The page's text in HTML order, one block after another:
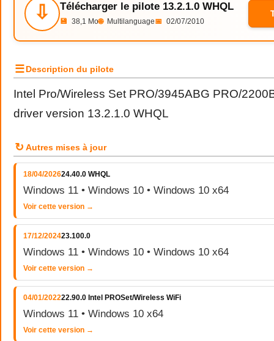
⇩ Télécharger le pilote 13.2.1.0 WHQL
💾 38,1 Mo🌐 Multilanguage📅 02/07/2010
☰Description du pilote
Intel Pro/Wireless Set PRO/3945ABG PRO/
driver version 13.2.1.0 WHQL
↻ Autres mises à jour
18/04/202624.40.0 WHQL
Windows 11 • Windows 10 • Windows 10 x64
Voir cette version →
17/12/202423.100.0
Windows 11 • Windows 10 • Windows 10 x64
Voir cette version →
04/01/202222.90.0 Intel PROSet/Wireless WiFi
Windows 11 • Windows 10 x64
Voir cette version →